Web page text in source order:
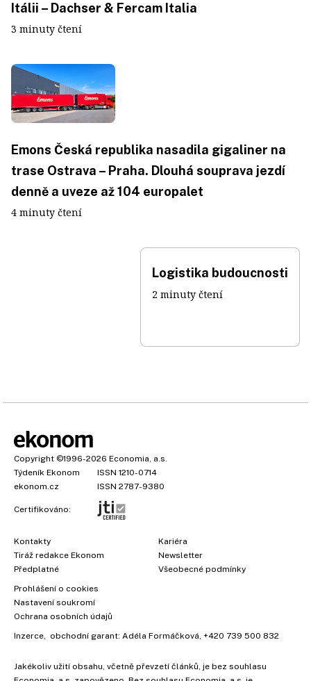
Itálii – Dachser & Fercam Italia
3 minuty čtení
Emons Česká republika nasadila gigaliner na
trase Ostrava – Praha. Dlouhá souprava jezdí
denně a uveze až 104 europalet
4 minuty čtení
Logistika budoucnosti
2 minuty čtení
Copyright ©1996-2026 Economia, a.s.
Týdeník Ekonom
ISSN 1210-0714
ekonom.cz
ISSN 2787-9380
Certifikováno:
Kontakty
Tiráž redakce Ekonom
Předplatné
Kariéra
Newsletter
Všeobecné podmínky
Prohlášení o cookies
Nastavení soukromí
Ochrana osobních údajů
Inzerce , obchodní garant: Adéla Formáčková +420 739 500 832
Jakékoliv užití obsahu, včetně převzetí článků, je bez souhlasu